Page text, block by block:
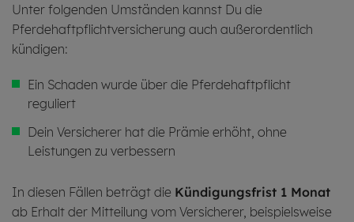
Unter folgenden Umständen kannst Du die
Pferdehaftpflichtversicherung auch außerordentlich
kündigen:
Ein Schaden wurde über die Pferdehaftpflicht
reguliert
Dein Versicherer hat die Prämie erhöht, ohne
Leistungen zu verbessern
In diesen Fällen beträgt die Kündigungsfrist 1 Monat
ab Erhalt der Mitteilung vom Versicherer, beispielsweise